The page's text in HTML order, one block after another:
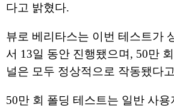
다고 밝혔다.
뷰로 베리타스는 이번 테스트가
서 13일 동안 진행됐으며, 50만
널은 모두 정상적으로 작동됐다
50만 회 폴딩 테스트는 일반 사